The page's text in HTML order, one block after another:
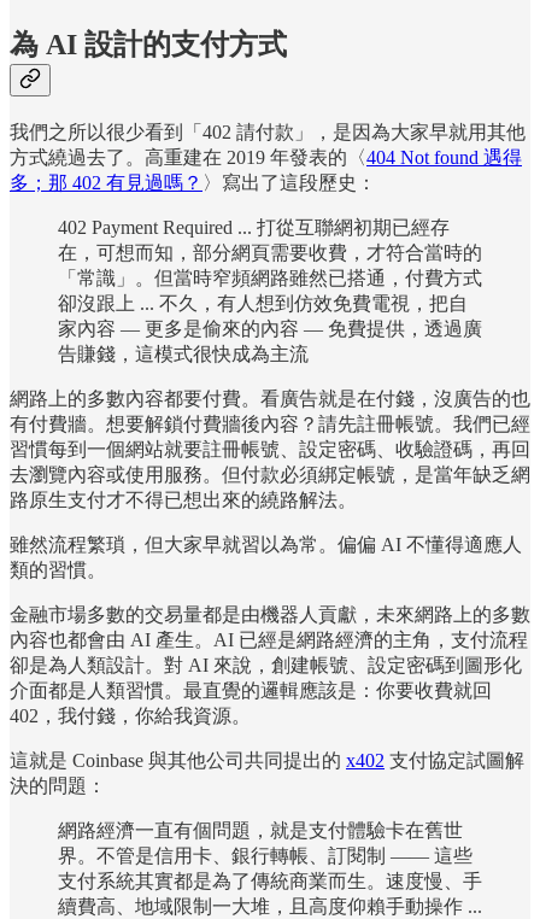
為 AI 設計的支付方式
我們之所以很少看到「402 請付款」，是因為大家早就用其他
方式繞過去了。高重建在 2019 年發表的〈404 Not found 遇得
多；那 402 有見過嗎？ 〉寫出了這段歷史：
402 Payment Required ... 打從互聯網初期已經存
在，可想而知，部分網頁需要收費，才符合當時的
「常識」。但當時窄頻網路雖然已搭通，付費方式
卻沒跟上 ... 不久，有人想到仿效免費電視，把自
家內容 — 更多是偷來的內容 — 免費提供，透過廣
告賺錢，這模式很快成為主流
網路上的多數內容都要付費。看廣告就是在付錢，沒廣告的也
有付費牆。想要解鎖付費牆後內容？請先註冊帳號。我們已經
習慣每到一個網站就要註冊帳號、設定密碼、收驗證碼，再回
去瀏覽內容或使用服務。但付款必須綁定帳號，是當年缺乏網
路原生支付才不得已想出來的繞路解法。
雖然流程繁瑣，但大家早就習以為常。偏偏 AI 不懂得適應人
類的習慣。
金融市場多數的交易量都是由機器人貢獻，未來網路上的多數
內容也都會由 AI 產生。AI 已經是網路經濟的主角，支付流程
卻是為人類設計。對 AI 來說，創建帳號、設定密碼到圖形化
介面都是人類習慣。最直覺的邏輯應該是：你要收費就回
402，我付錢，你給我資源。
這就是 Coinbase 與其他公司共同提出的 x402 支付協定試圖解
決的問題：
網路經濟一直有個問題，就是支付體驗卡在舊世
界。不管是信用卡、銀行轉帳、訂閱制 —— 這些
支付系統其實都是為了傳統商業而生。速度慢、手
續費高、地域限制一大堆，且高度仰賴手動操作 ...